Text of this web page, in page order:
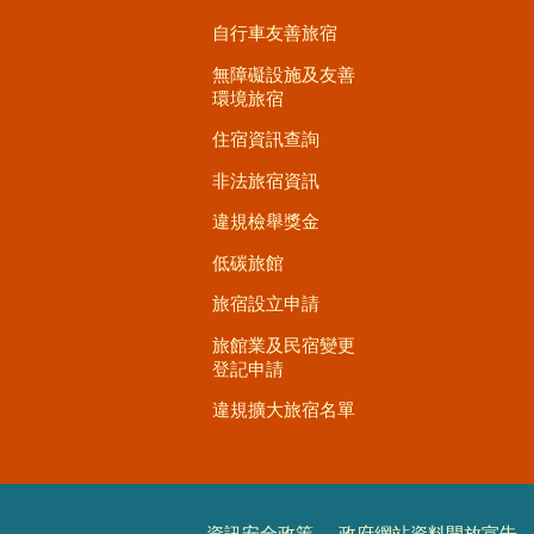
自行車友善旅宿
無障礙設施及友善
環境旅宿
住宿資訊查詢
非法旅宿資訊
違規檢舉獎金
低碳旅館
旅宿設立申請
旅館業及民宿變更
登記申請
違規擴大旅宿名單